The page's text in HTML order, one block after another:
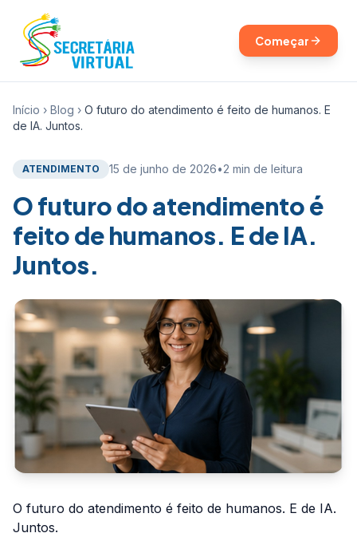
Começar
Início › Blog › O futuro do atendimento é feito de humanos. E
de IA. Juntos.
ATENDIMENTO 15 de junho de 2026•2 min de leitura
O futuro do atendimento é
feito de humanos. E de IA.
Juntos.
O futuro do atendimento é feito de humanos. E de IA.
Juntos.